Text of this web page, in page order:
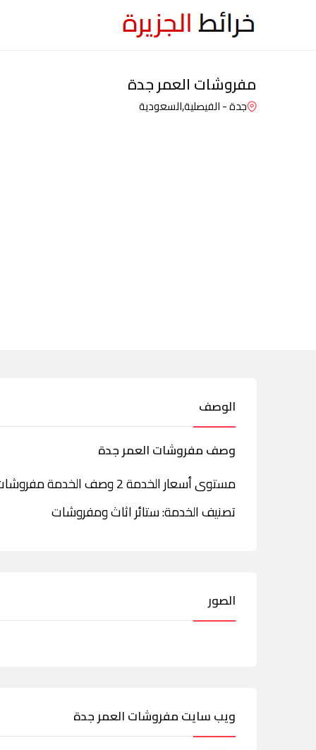
مفروشات العمر جدة
جدة - الفيصلية,السعودية
الوصف
وصف مفروشات العمر جدة
مستوى أسعار الخدمة 2 وصف الخدمة مفروشات العمر فرع جدة شارع الستين
تصنيف الخدمة: ستائر اثاث ومفروشات
الصور
ويب سايت مفروشات العمر جدة